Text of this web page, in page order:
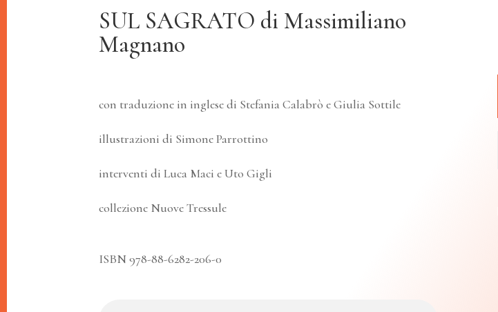
SUL SAGRATO di Massimiliano
Magnano
con traduzione in inglese di Stefania Calabrò e Giulia Sottile
illustrazioni di Simone Parrottino
interventi di Luca Maci e Uto Gigli
collezione Nuove Tressule
ISBN 978-88-6282-206-0